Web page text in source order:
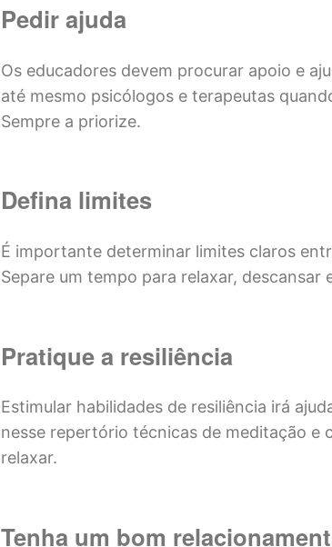
Pedir ajuda
Os educadores devem procurar apoio e
até mesmo psicólogos e terapeutas
Sempre a priorize.
Defina limites
É importante determinar limites claros
Separe um tempo para relaxar, descansar
Pratique a resiliência
Estimular habilidades de resiliência irá
nesse repertório técnicas de meditação e
relaxar.
Tenha um bom